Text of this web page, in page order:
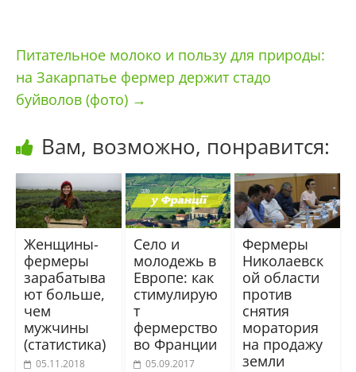
Питательное молоко и пользу для природы:
на Закарпатье фермер держит стадо
буйволов (фото) →
Вам, возможно, понравится:
Женщины-
фермеры
зарабатыва
ют больше,
чем
мужчины
(статистика)
05.11.2018
Село и
молодежь в
Европе: как
стимулирую
т
фермерство
во Франции
05.09.2017
Фермеры
Николаевск
ой области
против
снятия
моратория
на продажу
земли